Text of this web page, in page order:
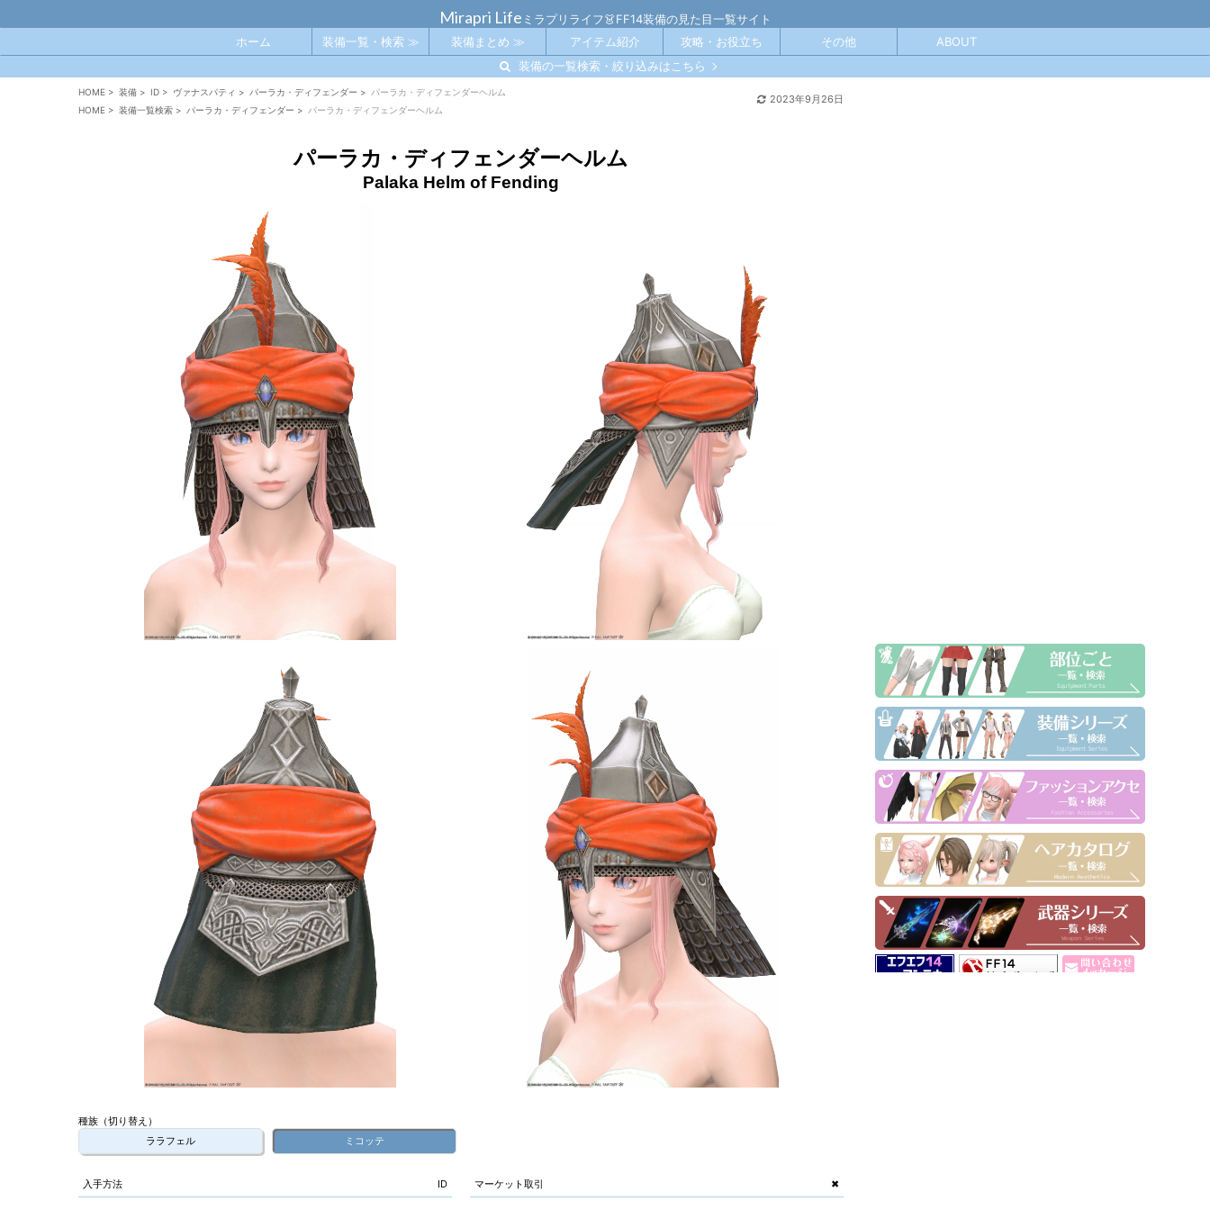
Mirapri Life ミラプリライフ👗FF14装備の見た目一覧サイト
装備の一覧検索・絞り込みはこちら
ホーム 装備一覧・検索 ≫ 装備まとめ ≫ アイテム紹介 攻略・お役立ち その他 ABOUT
HOME > 装備 > ID > ヴァナスパティ > パーラカ・ディフェンダー > パーラカ・ディフェンダーヘルム
HOME > 装備一覧検索 > パーラカ・ディフェンダー > パーラカ・ディフェンダーヘルム
2023年9月26日
パーラカ・ディフェンダーヘルム
Palaka Helm of Fending
種族（切り替え）
ララフェル
ミコッテ
入手方法 ID マーケット取引 ✖